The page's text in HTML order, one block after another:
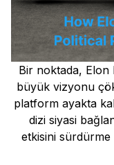
Bir noktada, Elon
büyük vizyonu
platform ayakta
dizi siyasi
etkisini sürdürme